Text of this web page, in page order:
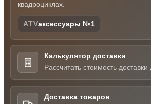
квадроциклах.
ATVаксессуары №1
Калькулятор доставки
Рассчитать стоимость
Доставка товаров